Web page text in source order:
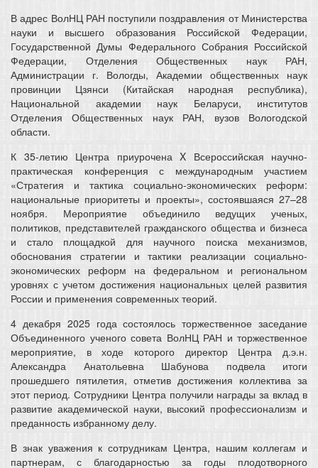
В адрес ВолНЦ РАН поступили поздравления от Министерства
науки и высшего образования Российской Федерации,
Государственной Думы Федерального Собрания Российской
Федерации, Отделения Общественных наук РАН,
Администрации г. Вологды, Академии общественных наук
провинции Цзянси (Китайская народная республика),
Национальной академии наук Беларуси, институтов
Отделения Общественных наук РАН, вузов Вологодской
области.
К 35-летию Центра приурочена X Всероссийская научно-
практическая конференция с международным участием
«Стратегия и тактика социально-экономических реформ:
национальные приоритеты и проекты», состоявшаяся 27–28
ноября. Мероприятие объединило ведущих ученых,
политиков, представителей гражданского общества и бизнеса
и стало площадкой для научного поиска механизмов,
обоснования стратегии и тактики реализации социально-
экономических реформ на федеральном и региональном
уровнях с учетом достижения национальных целей развития
России и применения современных теорий.
4 декабря 2025 года состоялось торжественное заседание
Объединенного ученого совета ВолНЦ РАН и торжественное
мероприятие, в ходе которого директор Центра д.э.н.
Александра Анатольевна Шабунова подвела итоги
прошедшего пятилетия, отметив достижения коллектива за
этот период. Сотрудники Центра получили награды за вклад в
развитие академической науки, высокий профессионализм и
преданность избранному делу.
В знак уважения к сотрудникам Центра, нашим коллегам и
партнерам, с благодарностью за годы плодотворного